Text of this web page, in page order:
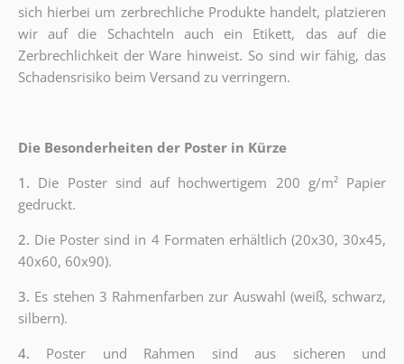
sich hierbei um zerbrechliche Produkte handelt, platzieren
wir auf die Schachteln auch ein Etikett, das auf die
Zerbrechlichkeit der Ware hinweist. So sind wir fähig, das
Schadensrisiko beim Versand zu verringern.
Die Besonderheiten der Poster in Kürze
1. Die Poster sind auf hochwertigem 200 g/m² Papier
gedruckt.
2. Die Poster sind in 4 Formaten erhältlich (20x30, 30x45,
40x60, 60x90).
3. Es stehen 3 Rahmenfarben zur Auswahl (weiß, schwarz,
silbern).
4. Poster und Rahmen sind aus sicheren und